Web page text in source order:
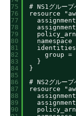
75
76
77
78
79
80
81
82
83
84
85
86
87
88
89
90
# NS1グループ
resource
group =
}
}
# NS2グループ
resource